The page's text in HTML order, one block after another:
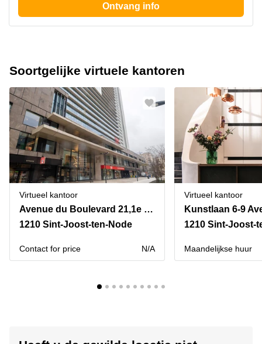
Ontvang info
Soortgelijke virtuele kantoren
Virtueel kantoor
Avenue du Boulevard 21,1e verdieping
1210 Sint-Joost-ten-Node
Contact for price N/A
Virtueel kantoor
1210 Sint-Joost-
Maandelijkse huur